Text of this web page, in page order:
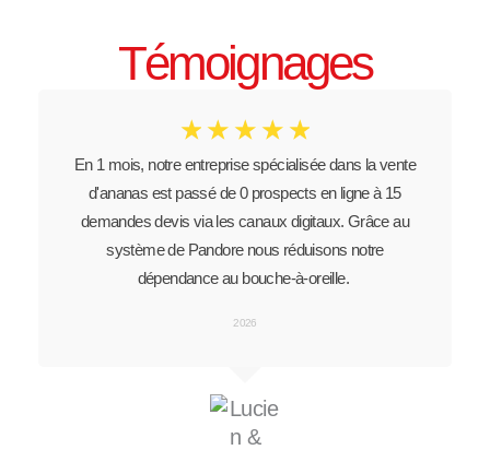
Témoignages
☆ ☆ ☆ ☆ ☆
En 1 mois, notre entreprise spécialisée dans la vente
d'ananas est passé de 0 prospects en ligne à 15
demandes devis via les canaux digitaux. Grâce au
système de Pandore nous réduisons notre
dépendance au bouche-à-oreille.
2026